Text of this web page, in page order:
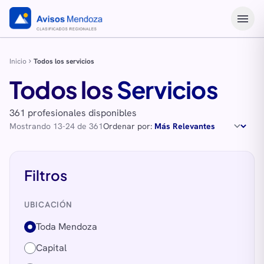
menu
Inicio chevron_right Todos los servicios
Todos losServicios
361 profesionales disponibles
Mostrando 13-24 de 361Ordenar por:
Filtros
UBICACIÓN
Toda Mendoza
Capital